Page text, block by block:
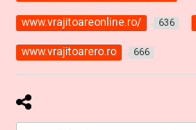
www.vrajitoareonline.ro/ 636
www.vrajitoarero.ro 666